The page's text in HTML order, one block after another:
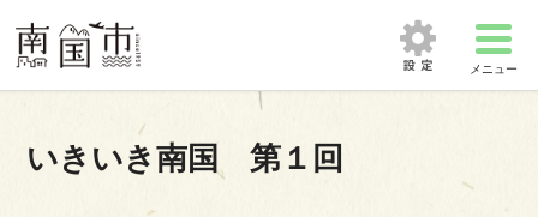
メニュー
いきいき南国 第１回